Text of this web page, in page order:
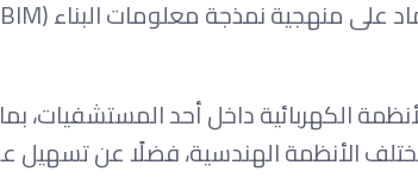
الكهربائية داخل أحد المستشفيات،
الأنظمة الهندسية، فضلًا عن تسهيل